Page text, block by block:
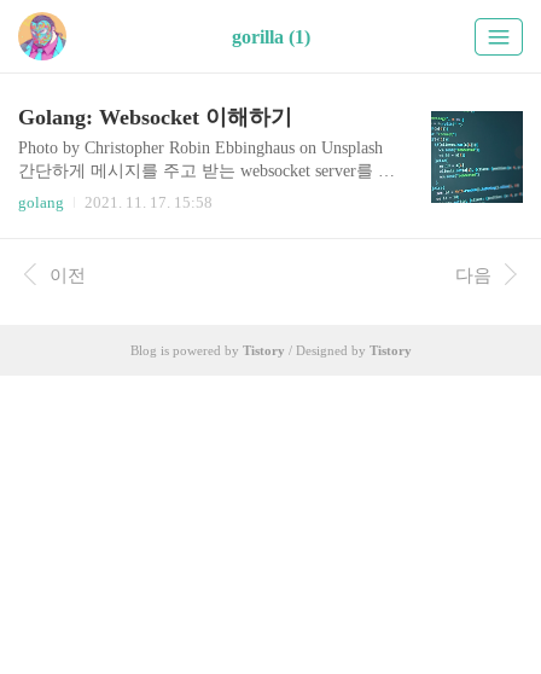
gorilla (1)
Golang: Websocket 이해하기
Photo by Christopher Robin Ebbinghaus on Unsplash
간단하게 메시지를 주고 받는 websocket server를 만
들어 볼 일이 있었다. gorilla/webscoket의 예제를 참
고하여 server와, 테스트를 위한 client까지 동작시
져서 자료를 찾아 정리해보았다. 이어서 gorilla/web
scoket 패키지의 구현을 들여다보려 한다 참고 링크
b(gorilla/websocket): https://github.com/gorilla/webso
golang 2021. 11. 17. 15:58
이전 다음
Blog is powered by Tistory / Designed by Tistory